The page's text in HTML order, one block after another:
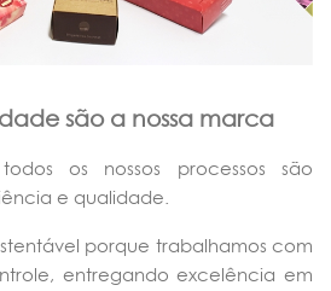
são a nossa marca
os nossos processos são
e qualidade.
porque trabalhamos com
entregando excelência em